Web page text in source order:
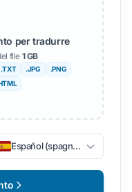
per tradurre
file 1 GB
.TXT .JPG
.PNG
Español (spagnolo)